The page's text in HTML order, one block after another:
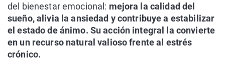
del bienestar emocional: mejora la calidad del
sueño, alivia la ansiedad y contribuye a estabilizar
el estado de ánimo. Su acción integral la convierte
en un recurso natural valioso frente al estrés
crónico.